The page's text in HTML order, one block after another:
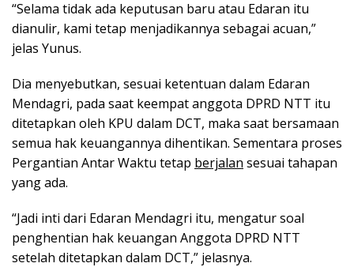
“Selama tidak ada keputusan baru atau Edaran itu
dianulir, kami tetap menjadikannya sebagai acuan,”
jelas Yunus.
Dia menyebutkan, sesuai ketentuan dalam Edaran
Mendagri, pada saat keempat anggota DPRD NTT itu
ditetapkan oleh KPU dalam DCT, maka saat bersamaan
semua hak keuangannya dihentikan. Sementara proses
Pergantian Antar Waktu tetap berjalan sesuai tahapan
yang ada.
“Jadi inti dari Edaran Mendagri itu, mengatur soal
penghentian hak keuangan Anggota DPRD NTT
setelah ditetapkan dalam DCT,” jelasnya.